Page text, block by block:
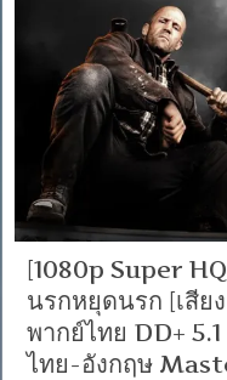
[1080p Super
นรกหยุดนรก [เสีย
พากย์ไทย DD+
ไทย-อังกฤษ